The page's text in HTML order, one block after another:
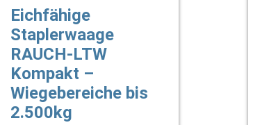
Eichfähige
Staplerwaage
RAUCH-LTW
Kompakt –
Wiegebereiche bis
2.500kg